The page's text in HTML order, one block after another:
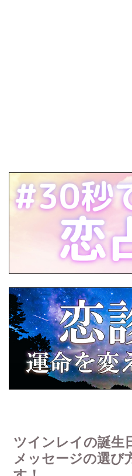
ツインレイの誕生
メッセージの選び